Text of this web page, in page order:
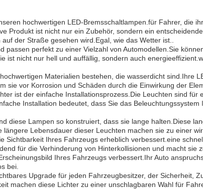
hochwertigen LED-Bremsschaltlampen.für Fahrer, die
Produkt ist nicht nur ein Zubehör, sondern ein
der Straße gesehen wird.Egal, wie das Wetter ist..
passen perfekt zu einer Vielzahl von Automodellen.Sie
ist nicht nur hell und auffällig, sondern auch
Materialien bestehen, die wasserdicht sind.Ihre
vor Korrosion und Schäden durch die Einwirkung der
ist der einfache Installationsprozess.Die Leuchten sind
Installation bedeutet, dass Sie das
diese Lampen so konstruiert, dass sie lange halten.Diese
Lebensdauer dieser Leuchten machen sie zu einer
Sichtbarkeit Ihres Fahrzeugs erheblich verbessert.eine
für die Verhinderung von Hinterkollisionen und macht sie
Ihres Fahrzeugs verbessert.Ihr Auto
bei.
Upgrade für jeden Fahrzeugbesitzer, der Sicherheit,
machen diese Lichter zu einer unschlagbaren Wahl für